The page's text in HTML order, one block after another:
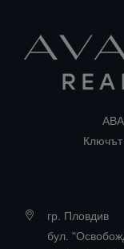
гр. Пловдив
бул.